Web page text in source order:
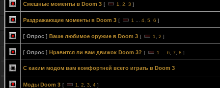
Смешные моменты в Doom 3 [ 1 2 3 ]
Раздражающие моменты в Doom 3 [ 1 4 5 6 ]
[ Опрос ] Ваше любимое оружие в Doom 3 [ 1 2 ]
[ Опрос ] Нравится ли вам движок Doom 3? [ 1 6 7 8 ]
С каким модом вам комфортней всего играть в Doom 3
Моды Doom 3 [ 1 2 3 4 ]